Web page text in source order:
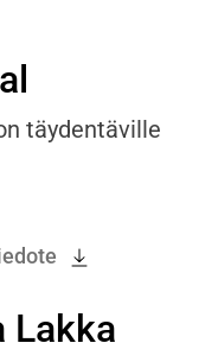
täydentäville
Lakka